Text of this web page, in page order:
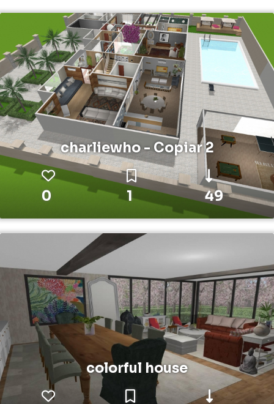
charliewho - Copiar 2
0 1 49
colorful house